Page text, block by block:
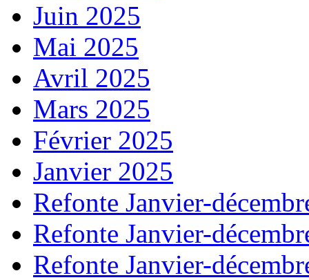
Juin 2025
Mai 2025
Avril 2025
Mars 2025
Février 2025
Janvier 2025
Refonte Janvier-
Refonte Janvier-
Refonte Janvier-